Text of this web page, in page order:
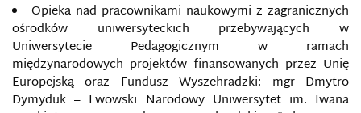
Opieka nad pracownikami naukowymi z zagranicznych
ośrodków uniwersyteckich przebywających w
Uniwersytecie Pedagogicznym w ramach
międzynarodowych projektów finansowanych przez Unię
Europejską oraz Fundusz Wyszehradzki: mgr Dmytro
Dymyduk – Lwowski Narodowy Uniwersytet im. Iwana